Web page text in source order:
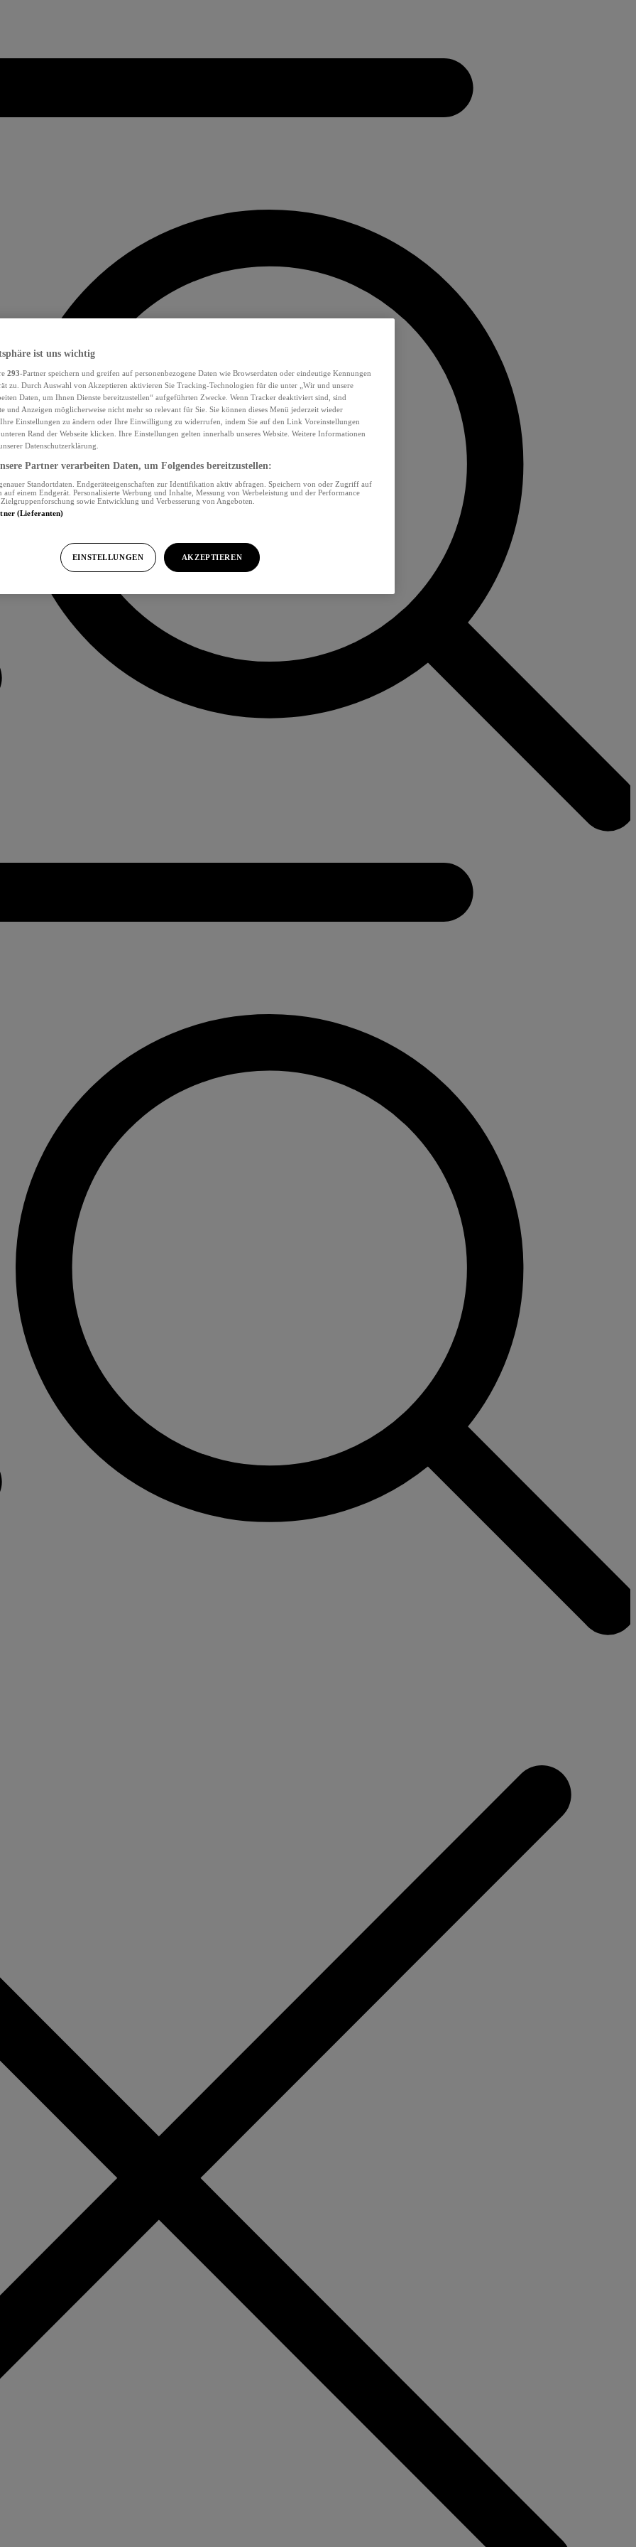
ist uns wichtig
293-Partner speichern und greifen auf personenbezogene Daten wie Browserdaten oder eindeutige Kennungen
zu. Durch Auswahl von Akzeptieren aktivieren Sie Tracking-Technologien für die unter „Wir und unsere
Daten, um Ihnen Dienste bereitzustellen“ aufgeführten Zwecke. Wenn Tracker deaktiviert sind, sind
und Anzeigen möglicherweise nicht mehr so relevant für Sie. Sie können dieses Menü jederzeit wieder
Einstellungen zu ändern oder Ihre Einwilligung zu widerrufen, indem Sie auf den Link Voreinstellungen
Rand der Webseite klicken. Ihre Einstellungen gelten innerhalb unseres Website. Weitere Informationen
Datenschutzerklärung.
Partner verarbeiten Daten, um Folgendes bereitzustellen:
Standortdaten. Endgeräteeigenschaften zur Identifikation aktiv abfragen. Speichern von oder Zugriff auf
einem Endgerät. Personalisierte Werbung und Inhalte, Messung von Werbeleistung und der Performance
sowie Entwicklung und Verbesserung von Angeboten.
(Lieferanten)
EINSTELLUNGEN AKZEPTIEREN